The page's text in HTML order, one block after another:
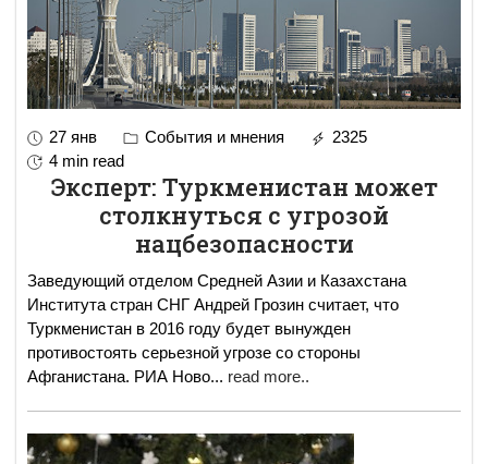
27 янв События и мнения
2325
4 min read
Эксперт: Туркменистан может
столкнуться с угрозой
нацбезопасности
Заведующий отделом Средней Азии и Казахстана
Института стран СНГ Андрей Грозин считает, что
Туркменистан в 2016 году будет вынужден
противостоять серьезной угрозе со стороны
Афганистана. РИА Ново... read more..